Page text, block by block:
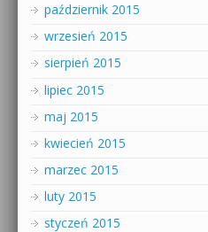
październik 2015
wrzesień 2015
sierpień 2015
lipiec 2015
maj 2015
kwiecień 2015
marzec 2015
luty 2015
styczeń 2015